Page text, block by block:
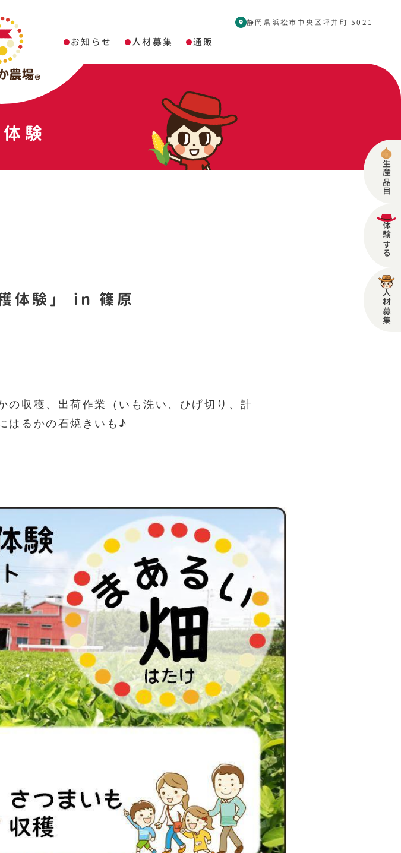
お知らせ 人材募集 通販
静岡県浜松市中央区坪井町 5021
験
体験」 in 篠原
の収穫、出荷作業（いも洗い、ひげ切り、計
はるかの石焼きいも♪
生産品目
体験する
人材募集